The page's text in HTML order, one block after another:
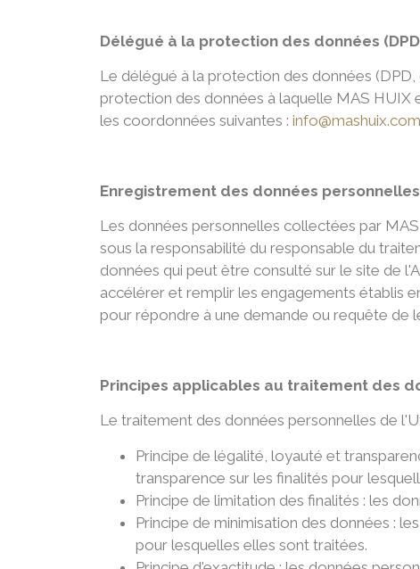
Délégué à la protection des données
Le délégué à la protection des données
protection des données à laquelle MAS HUIX
les coordonnées suivantes : info@mashuix.com
Enregistrement des données personnelles
Les données personnelles collectées par
sous la responsabilité du responsable du
données qui peut être consulté sur le site de
accélérer et remplir les engagements établis
pour répondre à une demande ou requête de
Principes applicables au traitement des
Le traitement des données personnelles de
Principe de légalité, loyauté et
transparence sur les finalités pour
Principe de limitation des finalités : les
Principe de minimisation des données :
pour lesquelles elles sont traitées.